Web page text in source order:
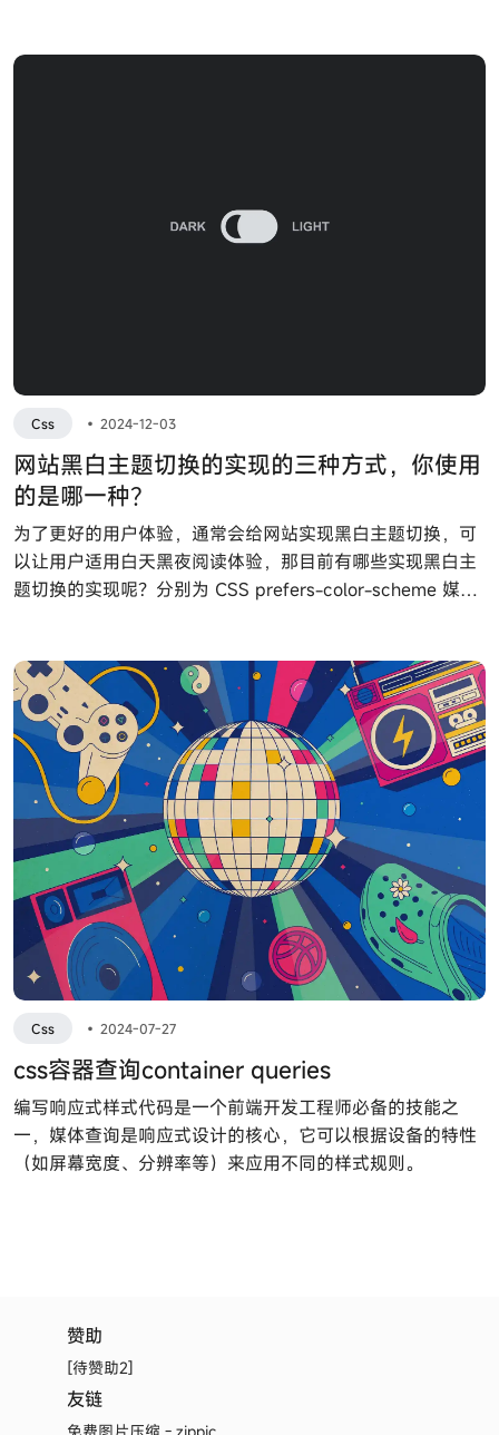
Css • 2024-12-03
网站黑白主题切换的实现的三种方式，你使用
的是哪一种？
为了更好的用户体验，通常会给网站实现黑白主题切换，可
以让用户适用白天黑夜阅读体验，那目前有哪些实现黑白主
题切换的实现呢？分别为 CSS prefers-color-scheme 媒体
Css • 2024-07-27
css容器查询container queries
编写响应式样式代码是一个前端开发工程师必备的技能之
一，媒体查询是响应式设计的核心，它可以根据设备的特性
（如屏幕宽度、分辨率等）来应用不同的样式规则。
赞助
[待赞助2]
友链